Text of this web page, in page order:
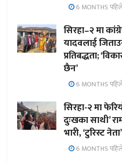
6 MONTHS
सिरहा–२ मा
यादवलाई
प्रतिबद्धता;
छैन’
6 MONTHS
सिरहा-२ मा
दुःखका साथी’
भारी, ‘टुरिस्ट
6 MONTHS